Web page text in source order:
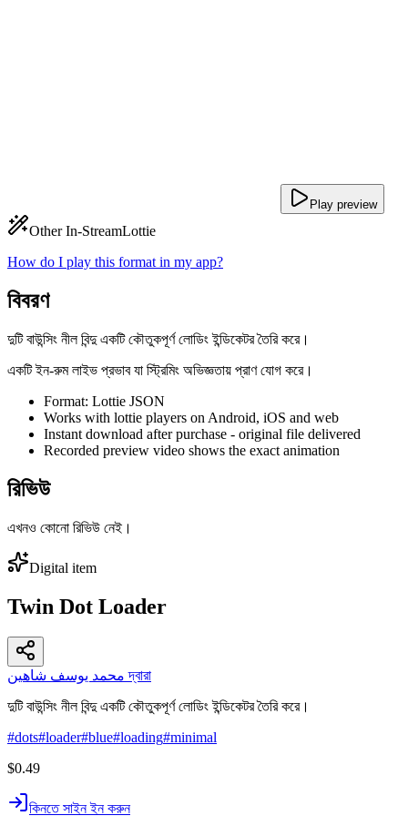
Play preview
Other In-StreamLottie
How do I play this format in my app?
বিবরণ
দুটি বাউন্সিং নীল বিন্দু একটি কৌতুকপূর্ণ লোডিং ইন্ডিকেটর তৈরি করে।
একটি ইন-রুম লাইভ প্রভাব যা স্ট্রিমিং অভিজ্ঞতায় প্রাণ যোগ করে।
Format: Lottie JSON
Works with lottie players on Android, iOS and web
Instant download after purchase - original file delivered
Recorded preview video shows the exact animation
রিভিউ
এখনও কোনো রিভিউ নেই।
Digital item
Twin Dot Loader
محمد يوسف شاهين দ্বারা
দুটি বাউন্সিং নীল বিন্দু একটি কৌতুকপূর্ণ লোডিং ইন্ডিকেটর তৈরি করে।
#dots#loader#blue#loading#minimal
$0.49
কিনতে সাইন ইন করুন